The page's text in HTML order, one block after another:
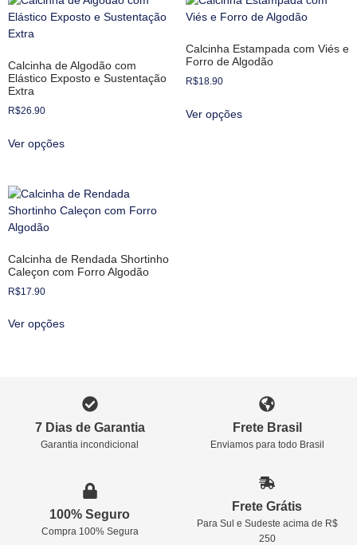
Calcinha de Algodão com
Elástico Exposto e Sustentação
Extra
R$26.90
Ver opções
Calcinha Estampada com Viés e
Forro de Algodão
R$18.90
Ver opções
Calcinha de Rendada Shortinho
Caleçon com Forro Algodão
R$17.90
Ver opções
7 Dias de Garantia
Garantia incondicional
Frete Brasil
Enviamos para todo Brasil
100% Seguro
Compra 100% Segura
Frete Grátis
Para Sul e Sudeste acima de R$
250